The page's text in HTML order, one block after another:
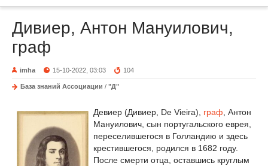
Дивиер, Антон Мануилович,
граф
imha 15-10-2022, 03:03 104
База знаний Ассоциации / "Д"
Девиер (Дивиер, De Vieira), граф , Антон
Мануилович, сын португальского еврея,
переселившегося в Голландию и здесь
крестившегося, родился в 1682 году.
После смерти отца, оставшись круглым